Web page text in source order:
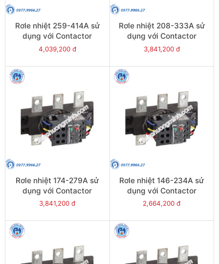
Rơle nhiệt 259-414A sử
dụng với Contactor
LC1E300-E400 - Model
4,039,200 đ
Rơle nhiệt 208-333A sử
dụng với Contactor
LC1E250-E400 - Model
3,841,200 đ
Rơle nhiệt 174-279A sử
dụng với Contactor
LC1E250-E400 - Model
3,841,200 đ
Rơle nhiệt 146-234A sử
dụng với Contactor
LC1E250-E400 - Model
2,664,200 đ